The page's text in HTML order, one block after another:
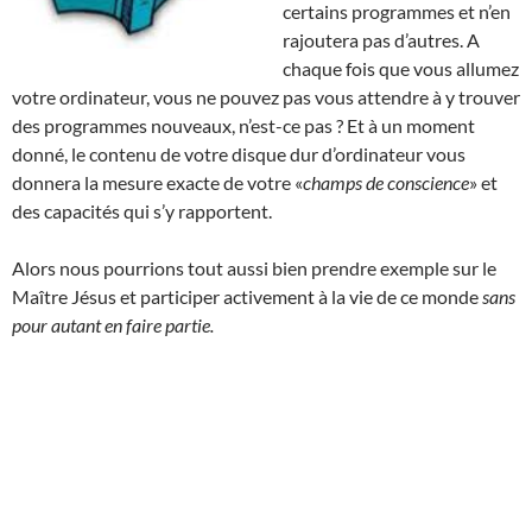
certains programmes et n’en
rajoutera pas d’autres. A
chaque fois que vous allumez
votre ordinateur, vous ne pouvez pas vous attendre à y trouver
des programmes nouveaux, n’est-ce pas ? Et à un moment
donné, le contenu de votre disque dur d’ordinateur vous
donnera la mesure exacte de votre «champs de conscience» et
des capacités qui s’y rapportent.
Alors nous pourrions tout aussi bien prendre exemple sur le
Maître Jésus et participer activement à la vie de ce monde sans
pour autant en faire partie.